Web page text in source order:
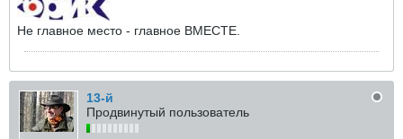
Не главное место - главное ВМЕСТЕ.
13-й
Продвинутый пользователь